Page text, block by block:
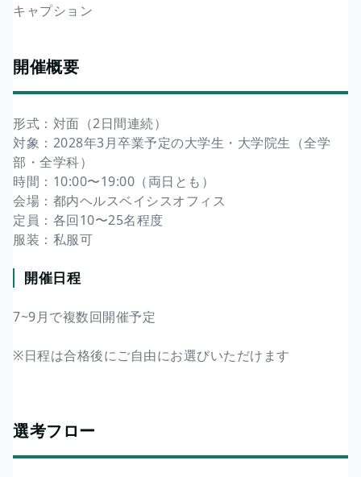
キャプション
開催概要
形式：対面（2日間連続）
対象：2028年3月卒業予定の大学生・大学院生（全学
部・全学科）
時間：10:00〜19:00（両日とも）
会場：都内ヘルスベイシスオフィス
定員：各回10〜25名程度
服装：私服可
開催日程
7~9月で複数回開催予定
※日程は合格後にご自由にお選びいただけます
選考フロー